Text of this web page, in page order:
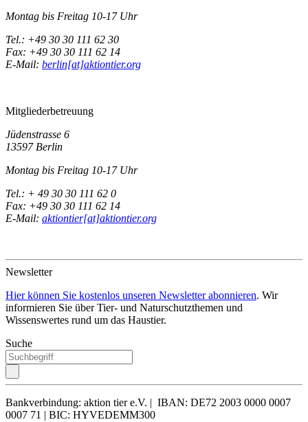
Montag bis Freitag 10-17 Uhr
Tel.: +49 30 30 111 62 30
Fax: +49 30 30 111 62 14
E-Mail: berlin[at]aktiontier.org
Mitgliederbetreuung
Jüdenstrasse 6
13597 Berlin
Montag bis Freitag 10-17 Uhr
Tel.: + 49 30 30 111 62 0
Fax: +49 30 30 111 62 14
E-Mail: aktiontier[at]aktiontier.org
Newsletter
Hier können Sie kostenlos unseren Newsletter abonnieren. Wir
informieren Sie über Tier- und Naturschutzthemen und
Wissenswertes rund um das Haustier.
Suche
Bankverbindung: aktion tier e.V. | IBAN: DE72 2003 0000 0007
0007 71 | BIC: HYVEDEMM300